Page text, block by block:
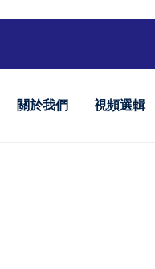
關於我們 視頻選輯